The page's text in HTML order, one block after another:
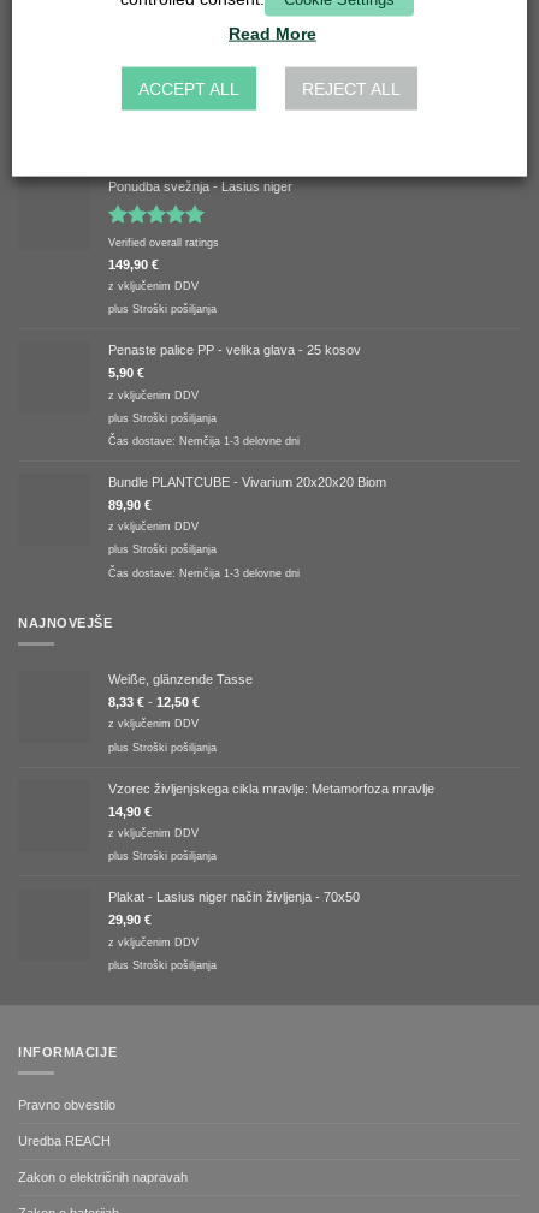
Mrežni vložek - 27 mm - iz nerjavečega jekla
Ponudba svežnja - Lasius niger
Ocenjeno
5.00od 5
Verified overall ratings
149,90 €
z vključenim DDV
plus Stroški pošiljanja
Penaste palice PP - velika glava - 25 kosov
5,90 €
z vključenim DDV
plus Stroški pošiljanja
Čas dostave: Nemčija 1-3 delovne dni
Bundle PLANTCUBE - Vivarium 20x20x20 Biom
89,90 €
z vključenim DDV
plus Stroški pošiljanja
Čas dostave: Nemčija 1-3 delovne dni
NAJNOVEJŠE
Weiße, glänzende Tasse
8,33 € - 12,50 €
z vključenim DDV
plus Stroški pošiljanja
Vzorec življenjskega cikla mravlje: Metamorfoza mravlje
14,90 €
z vključenim DDV
plus Stroški pošiljanja
Plakat - Lasius niger način življenja - 70x50
29,90 €
z vključenim DDV
plus Stroški pošiljanja
INFORMACIJE
Pravno obvestilo
Uredba REACH
Zakon o električnih napravah
Read More
ACCEPT ALL REJECT ALL